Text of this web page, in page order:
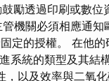
勵透過印刷或數位
機關必須相應通知
定的授權。 在他的
系統的類型及其結
，以及效率與二氧